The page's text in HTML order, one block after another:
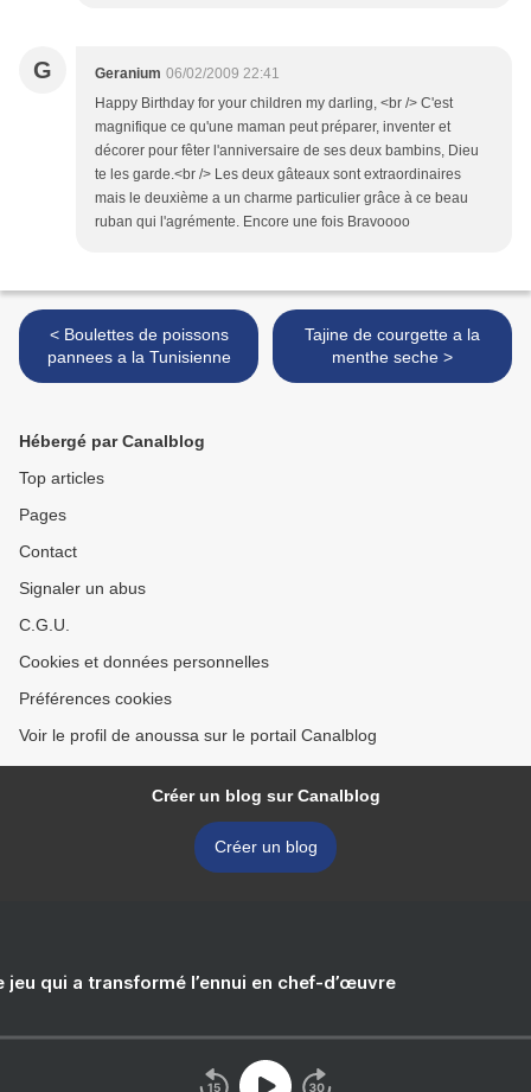
G Geranium 06/02/2009 22:41
Happy Birthday for your children my darling, <br /> C'est
magnifique ce qu'une maman peut préparer, inventer et
décorer pour fêter l'anniversaire de ses deux bambins, Dieu
te les garde.<br /> Les deux gâteaux sont extraordinaires
mais le deuxième a un charme particulier grâce à ce beau
ruban qui l'agrémente. Encore une fois Bravoooo
< Boulettes de poissons
pannees a la Tunisienne
Tajine de courgette a la
menthe seche >
Hébergé par Canalblog
Top articles
Pages
Contact
Signaler un abus
C.G.U.
Cookies et données personnelles
Préférences cookies
Voir le profil de anoussa sur le portail Canalblog
Créer un blog sur Canalblog
Créer un blog
jeu qui a transformé l’ennui en chef-d’œuvre